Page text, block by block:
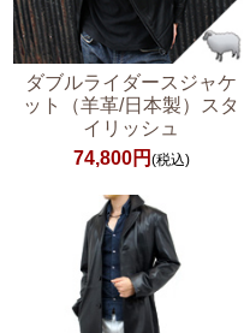
ダブルライダースジャケ
ット（羊革/日本製）スタ
イリッシュ
74,800円 (税込)